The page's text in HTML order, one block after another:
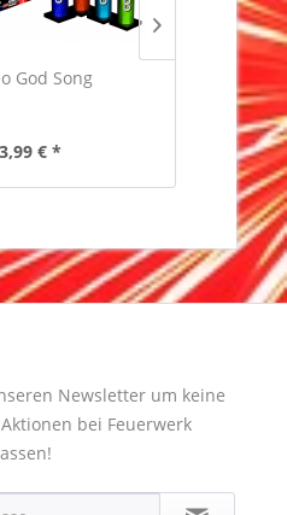
God Song
€ *
Newsletter um keine
bei Feuerwerk